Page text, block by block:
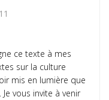
ce texte à mes
sur la culture
mis en lumière que
vous invite à venir